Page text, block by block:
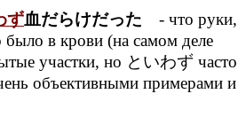
ず血だらけだった - что руки,
в крови (на самом деле
участки, но といわず часто
объективными примерами и